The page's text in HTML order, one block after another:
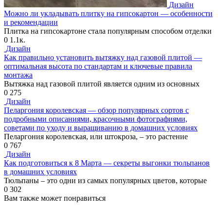
Дизайн
Можно ли укладывать плитку на гипсокартон — особенности
и рекомендации
Плитка на гипсокартоне стала популярным способом отделки
0 1.1к.
Дизайн
Как правильно установить вытяжку над газовой плитой —
оптимальная высота по стандартам и ключевые правила
монтажа
Вытяжка над газовой плитой является одним из основных
0 275
Дизайн
Пеларгония королевская — обзор популярных сортов с
подробными описаниями, красочными фотографиями,
советами по уходу и выращиванию в домашних условиях
Пеларгония королевская, или штокроза, – это растение
0 767
Дизайн
Как подготовиться к 8 Марта — секреты выгонки тюльпанов
в домашних условиях
Тюльпаны – это одни из самых популярных цветов, которые
0 302
Вам также может понравиться